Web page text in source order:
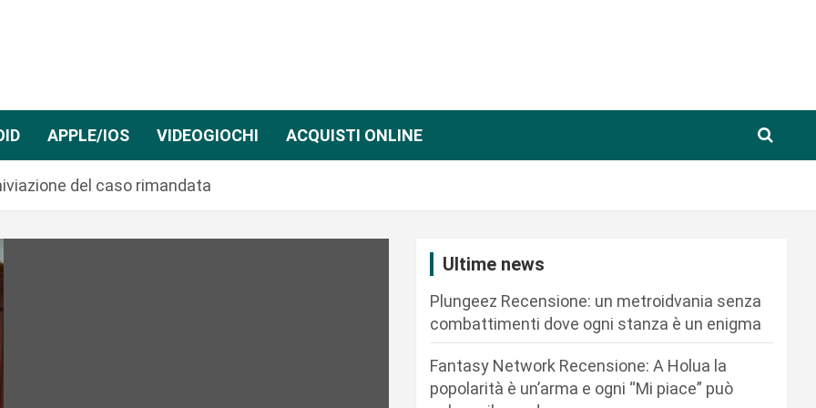
APPLE/IOS VIDEOGIOCHI ACQUISTI ONLINE
del caso rimandata
Ultime news
Plungeez Recensione: un metroidvania senza
combattimenti dove ogni stanza è un enigma
Fantasy Network Recensione: A Holua la
popolarità è un’arma e ogni “Mi piace” può